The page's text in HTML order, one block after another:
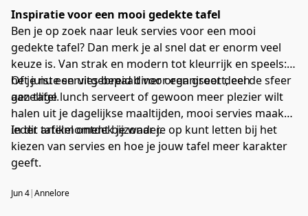
Inspiratie voor een mooi gedekte tafel
Ben je op zoek naar leuk servies voor een mooi
gedekte tafel? Dan merk je al snel dat er enorm veel
keuze is. Van strak en modern tot kleurrijk en speels:
het juiste servies bepaalt voor een groot deel de sfeer
aan tafel.
Of je nu een uitgebreid diner organiseert, een
gezellige lunch serveert of gewoon meer plezier wilt
halen uit je dagelijkse maaltijden, mooi servies maakt
ieder tafelmoment bijzonder.
In dit artikel ontdek je waar je op kunt letten bij het
kiezen van servies en hoe je jouw tafel meer karakter
geeft.
Jun 4|Annelore